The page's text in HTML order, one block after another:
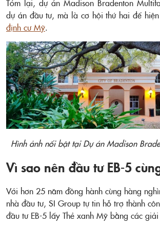
Tóm lại, dự án Madison Bradenton
dự án đầu tư, mà là cơ hội thứ hai để
định cư Mỹ.
Hình ảnh nổi bật tại Dự án Madison
Vì sao nên đầu tư EB-5
Với hơn 25 năm đồng hành cùng hàng
nhà đầu tư, SI Group tự tin hỗ trợ thành
đầu tư EB-5 lấy Thẻ xanh Mỹ bằng các